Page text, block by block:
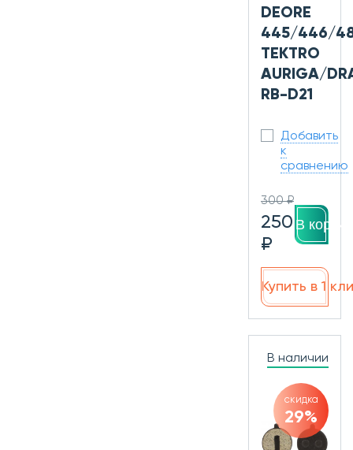
DEORE
445/446/
TEKTRO
AURIGA/
RB-D21
Добавить
к
сравнению
300 ₽
250
₽
В
Купить в 1
В наличии
скидка
29%